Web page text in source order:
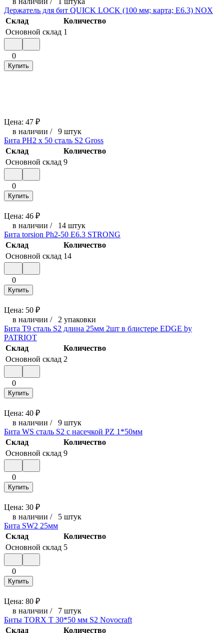
Держатель для бит QUICK LOCK (100 мм; карта; E6.3) NOX
Склад
Количество
Основной склад 1
0
Купить
Цена: 47 ₽
в наличии / 9 штук
Бита PH2 х 50 сталь S2 Gross
Склад
Количество
Основной склад 9
0
Купить
Цена: 46 ₽
в наличии / 14 штук
Бита torsion Ph2-50 E6.3 STRONG
Склад
Количество
Основной склад 14
0
Купить
Цена: 50 ₽
в наличии / 2 упаковки
Бита T9 сталь S2 длина 25мм 2шт в блистере EDGE by
PATRIOT
Склад
Количество
Основной склад 2
0
Купить
Цена: 40 ₽
в наличии / 9 штук
Бита WS сталь S2 с насечкой РZ 1*50мм
Склад
Количество
Основной склад 9
0
Купить
Цена: 30 ₽
в наличии / 5 штук
Бита SW2 25мм
Склад
Количество
Основной склад 5
0
Купить
Цена: 80 ₽
в наличии / 7 штук
Биты TORX T 30*50 мм S2 Novocraft
Склад
Количество